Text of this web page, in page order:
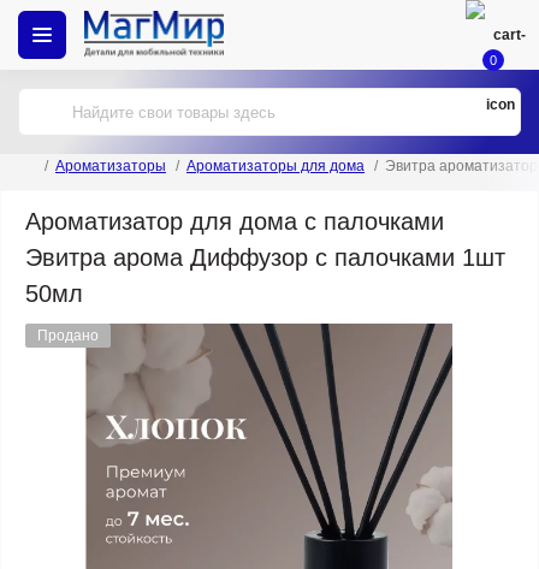
0
Ароматизаторы Ароматизаторы для дома Эвитра
Ароматизатор для дома с палочками
Эвитра арома Диффузор с палочками 1шт
50мл
Продано